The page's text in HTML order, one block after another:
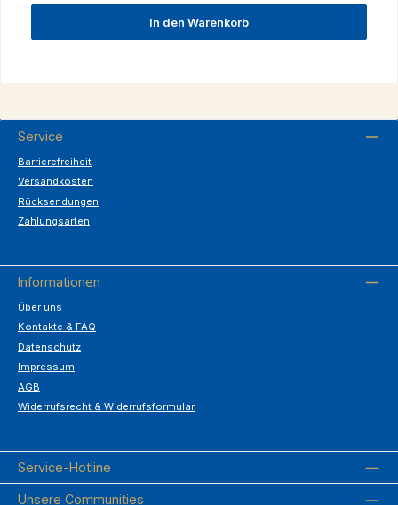
In den Warenkorb
Service
Barrierefreiheit
Versandkosten
Rücksendungen
Zahlungsarten
Informationen
Über uns
Kontakte & FAQ
Datenschutz
Impressum
AGB
Widerrufsrecht & Widerrufsformular
Service-Hotline
Unsere Communities